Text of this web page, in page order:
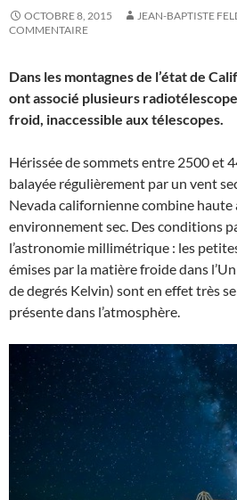
OCTOBRE 8, 2015 JEAN-BAPTISTE
COMMENTAIRE
Dans les montagnes de l’état de
ont associé plusieurs
froid, inaccessible aux télescopes.
Hérissée de sommets entre 2500 et
balayée régulièrement par un vent
Nevada californienne combine
environnement sec. Des conditions
l’astronomie millimétrique : les
émises par la matière froide dans
de degrés Kelvin) sont en effet très
présente dans l’atmosphère.